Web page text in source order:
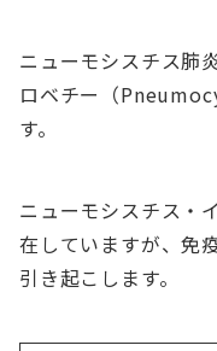
ニューモシスチス肺
ロベチー（
す。
ニューモシスチス・
在していますが、免
引き起こします。